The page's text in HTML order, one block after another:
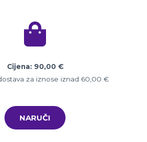
Cijena: 90,00 €
za iznose iznad 60,00 €
NARUČI